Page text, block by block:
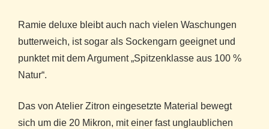
Ramie deluxe bleibt auch nach vielen Waschungen
butterweich, ist sogar als Sockengarn geeignet und
punktet mit dem Argument „Spitzenklasse aus 100 %
Natur“.
Das von Atelier Zitron eingesetzte Material bewegt
sich um die 20 Mikron, mit einer fast unglaublichen